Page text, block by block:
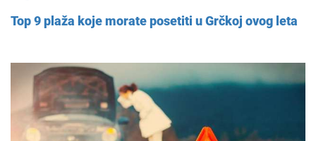
Top 9 plaža koje morate posetiti u Grčkoj ovog leta